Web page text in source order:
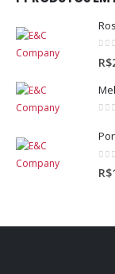
PPRODUTOS EM
0
R$
0
R$